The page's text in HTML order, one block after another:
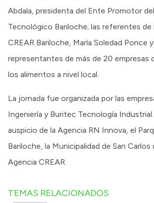
Abdala, presidenta del Ente Promotor
Tecnológico Bariloche; las referentes de
CREAR Bariloche, María Soledad Ponce
representantes de más de 20 empresas
los alimentos a nivel local.
La jornada fue organizada por las
Ingeniería y Buritec Tecnología
auspicio de la Agencia RN Innova, el
Bariloche, la Municipalidad de San Carlos
Agencia CREAR.
TEMAS RELACIONADOS